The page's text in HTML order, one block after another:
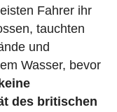
Fahrer ihr
tauchten
und
Wasser, bevor
des britischen